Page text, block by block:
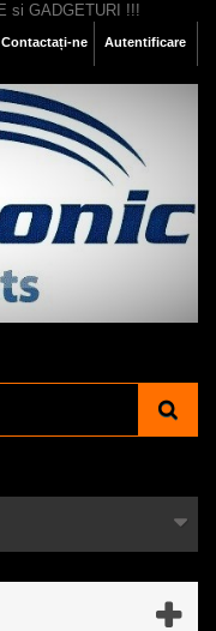
Autentificare
Contactați-ne